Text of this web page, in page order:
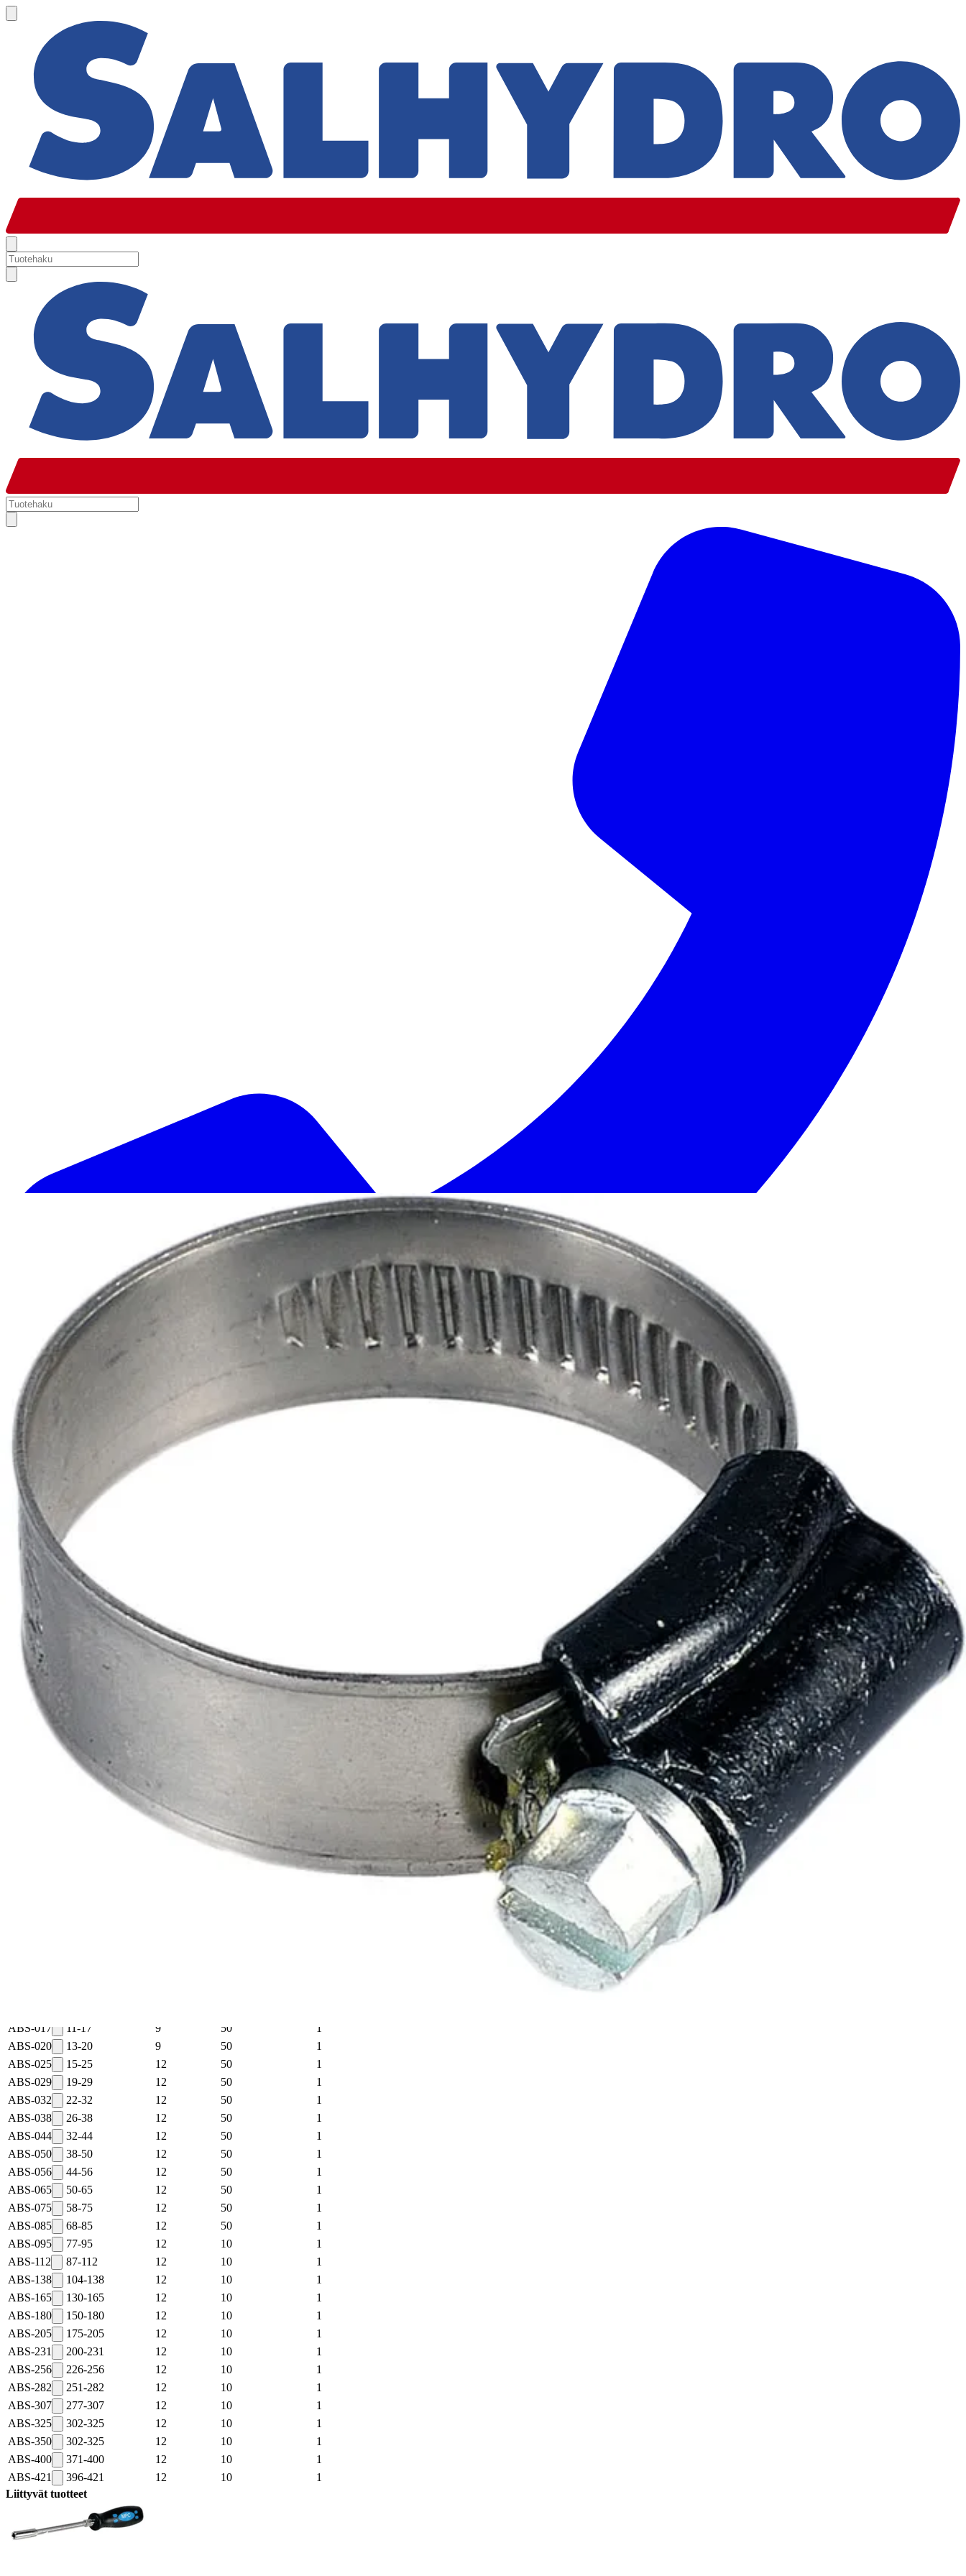
020 1133 500
Etusivu
Tuotteet
Palvelut
Meistä
Tekninen tuki
Yhteystiedot
Tuotteet
Teollisuusletkut ja -liittimet
Lämmitysletkut ja -liittimet
ABS - Sinkityt letkunkiristimet SMS2298
ABS - Sinkityt letkunkiristimet SMS2298
Tuote myös kategorioissa
ABS-letkunkiristimet SMS 2298
Tiedot tiivistettynä
ABS-kiristin on standardin SMS 2298 mukainen vahva kiristin, joka soveltuu teollisuuden korkeisiin vaatimuksiin. Pannan pyöristetyt reunat estävät letkun vaurioitumisen kiristettäessä. Vedetystä putkesta tehty
ruuvipesä, sekä vahva panta tekevät kiristimestä kovaa vääntöä kestävän. C7 kuusiokanta helpottaa kiristystä ja avaamista.
ABS-017
11-17 9 50
1
ABS-020
13-20 9 50
1
ABS-025
15-25 12 50
1
ABS-029
19-29 12 50
1
ABS-032
22-32 12 50
1
ABS-038
26-38 12 50
1
ABS-044
32-44 12 50
1
ABS-050
38-50 12 50
1
ABS-056
44-56 12 50
1
ABS-065
50-65 12 50
1
ABS-075
58-75 12 50
1
ABS-085
68-85 12 50
1
ABS-095
77-95 12 10
1
ABS-112
87-112 12 10
1
ABS-138
104-138 12 10
1
ABS-165
130-165 12 10
1
ABS-180
150-180 12 10
1
ABS-205
175-205 12 10
1
ABS-231
200-231 12 10
1
ABS-256
226-256 12 10
1
ABS-282
251-282 12 10
1
ABS-307
277-307 12 10
1
ABS-325
302-325 12 10
1
ABS-350
302-325 12 10
1
ABS-400
371-400 12 10
1
ABS-421
396-421 12 10
1
Liittyvät tuotteet